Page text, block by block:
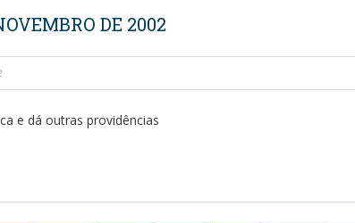
DE 2002
e dá outras providências